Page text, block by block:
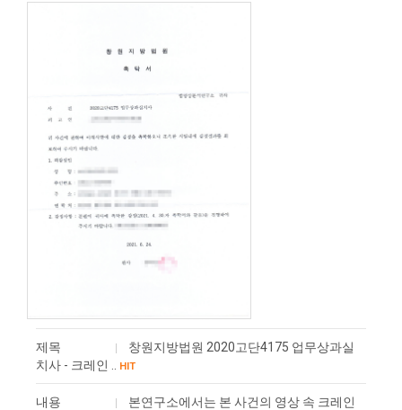
제목
창원지방법원 2020고단4175 업무상과실
치사 - 크레인 ..
HIT
내용
본연구소에서는 본 사건의 영상 속 크레인